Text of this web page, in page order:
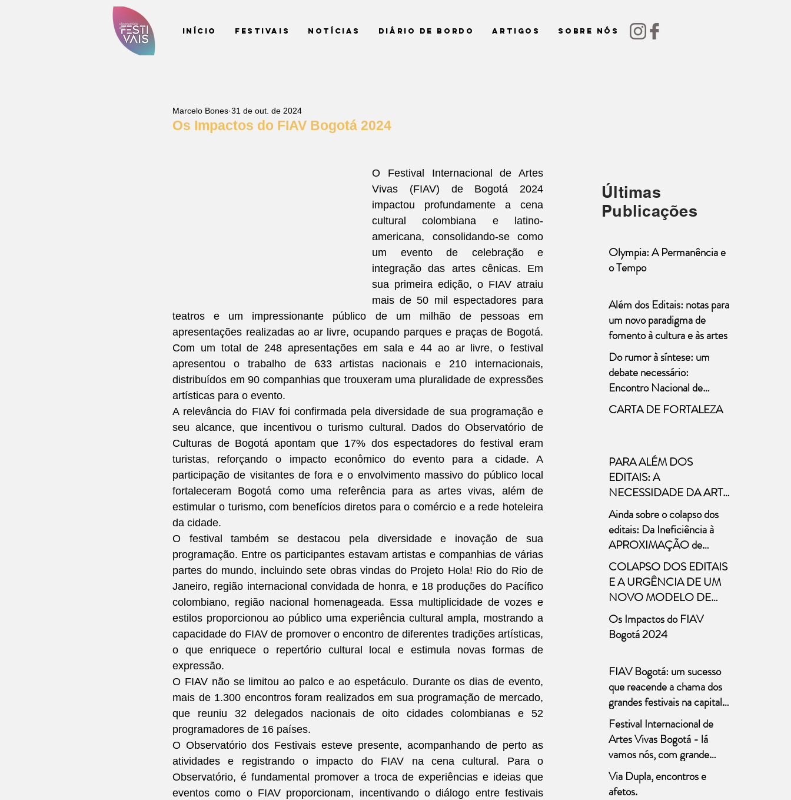
Início Festivais Notícias Diário de Bordo Artigos Sobre nós
Os Impactos do FIAV Bogotá 2024
Marcelo Bones 31 de out. de 2024
O Festival Internacional de Artes
Vivas (FIAV) de Bogotá 2024
impactou profundamente a cena
cultural colombiana e latino-
americana, consolidando-se como
um evento de celebração e
integração das artes cênicas. Em
sua primeira edição, o FIAV atraiu
mais de 50 mil espectadores para
teatros e um impressionante público de um milhão de pessoas em
apresentações realizadas ao ar livre, ocupando parques e praças de Bogotá.
Com um total de 248 apresentações em sala e 44 ao ar livre, o festival
apresentou o trabalho de 633 artistas nacionais e 210 internacionais,
distribuídos em 90 companhias que trouxeram uma pluralidade de expressões
artísticas para o evento.
A relevância do FIAV foi confirmada pela diversidade de sua programação e
seu alcance, que incentivou o turismo cultural. Dados do Observatório de
Culturas de Bogotá apontam que 17% dos espectadores do festival eram
turistas, reforçando o impacto econômico do evento para a cidade. A
participação de visitantes de fora e o envolvimento massivo do público local
fortaleceram Bogotá como uma referência para as artes vivas, além de
estimular o turismo, com benefícios diretos para o comércio e a rede hoteleira
da cidade.
O festival também se destacou pela diversidade e inovação de sua
programação. Entre os participantes estavam artistas e companhias de várias
partes do mundo, incluindo sete obras vindas do Projeto Hola! Rio do Rio de
Janeiro, região internacional convidada de honra, e 18 produções do Pacífico
colombiano, região nacional homenageada. Essa multiplicidade de vozes e
estilos proporcionou ao público uma experiência cultural ampla, mostrando a
capacidade do FIAV de promover o encontro de diferentes tradições artísticas,
o que enriquece o repertório cultural local e estimula novas formas de
expressão.
O FIAV não se limitou ao palco e ao espetáculo. Durante os dias de evento,
mais de 1.300 encontros foram realizados em sua programação de mercado,
que reuniu 32 delegados nacionais de oito cidades colombianas e 52
programadores de 16 países.
O Observatório dos Festivais esteve presente, acompanhando de perto as
atividades e registrando o impacto do FIAV na cena cultural. Para o
Observatório, é fundamental promover a troca de experiências e ideias que
eventos como o FIAV proporcionam, incentivando o diálogo entre festivais
Últimas
Publicações
Olympia: A Permanência e
o Tempo
Além dos Editais: notas para
um novo paradigma de
fomento à cultura e às artes
Do rumor à síntese: um
debate necessário:
Encontro Nacional de
Políticas para o Teatro
CARTA DE FORTALEZA
PARA ALÉM DOS
EDITAIS: A
NECESSIDADE DA ARTE
A necessária distinção entre
cultura e arte nas políticas
públicas
Ainda sobre o colapso dos
editais: Da Ineficiência à
APROXIMAÇÃO de
Novos Modelos
COLAPSO DOS EDITAIS
E A URGÊNCIA DE UM
NOVO MODELO DE
FOMENTO Marcelo
Bones – 29/abril/2025
Os Impactos do FIAV
Bogotá 2024
FIAV Bogotá: um sucesso
que reacende a chama dos
grandes festivais na capital
colombiana
Festival Internacional de
Artes Vivas Bogotá - lá
vamos nós, com grande
expectativa!!!
Via Dupla, encontros e
afetos.